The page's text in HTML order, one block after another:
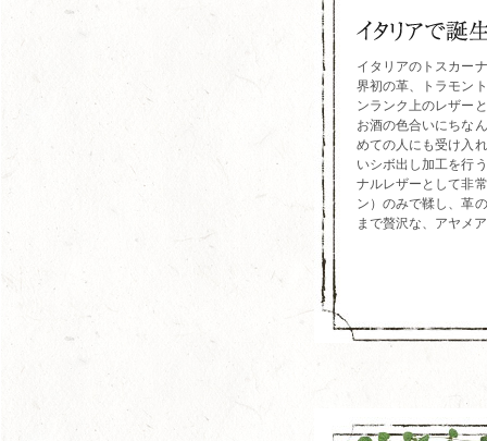
イタリアのトスカー
界初の革、トラモン
ンランク上のレザー
お酒の色合いにちな
めての人にも受け入
いシボ出し加工を行
ナルレザーとして非
ン）のみで鞣し、革
まで贅沢な、アヤメ